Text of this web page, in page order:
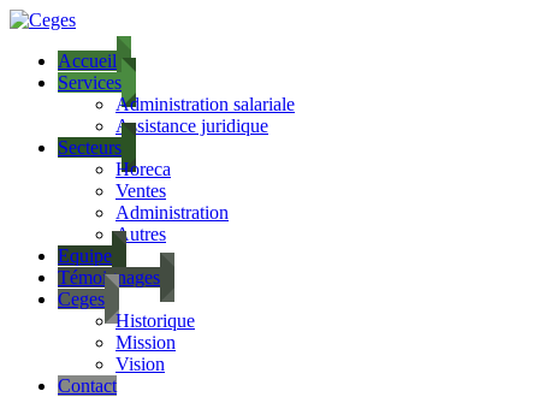
Accueil
Services
Administration salariale
Assistance juridique
Secteurs
Horeca
Ventes
Administration
Autres
Equipe
Témoignages
Ceges
Historique
Mission
Vision
Contact